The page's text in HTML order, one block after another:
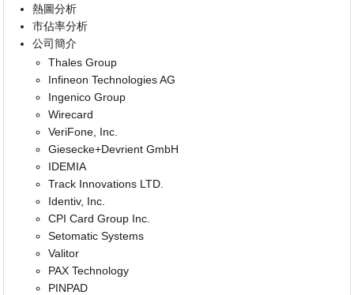
熱圖分析
市佔率分析
公司簡介
Thales Group
Infineon Technologies AG
Ingenico Group
Wirecard
VeriFone, Inc.
Giesecke+Devrient GmbH
IDEMIA
Track Innovations LTD.
Identiv, Inc.
CPI Card Group Inc.
Setomatic Systems
Valitor
PAX Technology
PINPAD